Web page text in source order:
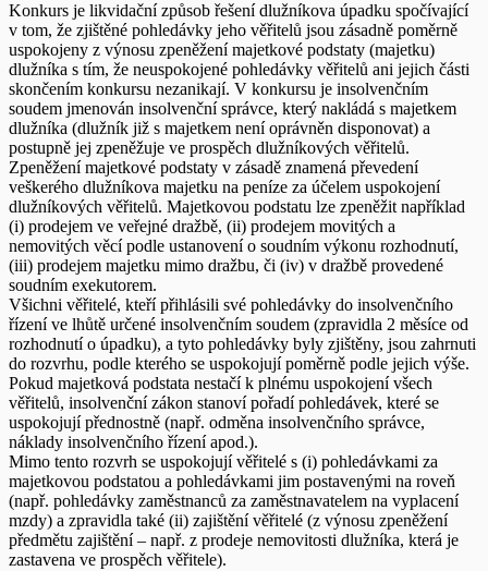
Konkurs je likvidační způsob řešení dlužníkova úpadku spočívající
v tom, že zjištěné pohledávky jeho věřitelů jsou zásadně poměrně
uspokojeny z výnosu zpeněžení majetkové podstaty (majetku)
dlužníka s tím, že neuspokojené pohledávky věřitelů ani jejich části
skončením konkursu nezanikají. V konkursu je insolvenčním
soudem jmenován insolvenční správce, který nakládá s majetkem
dlužníka (dlužník již s majetkem není oprávněn disponovat) a
postupně jej zpeněžuje ve prospěch dlužníkových věřitelů.
Zpeněžení majetkové podstaty v zásadě znamená převedení
veškerého dlužníkova majetku na peníze za účelem uspokojení
dlužníkových věřitelů. Majetkovou podstatu lze zpeněžit například
(i) prodejem ve veřejné dražbě, (ii) prodejem movitých a
nemovitých věcí podle ustanovení o soudním výkonu rozhodnutí,
(iii) prodejem majetku mimo dražbu, či (iv) v dražbě provedené
soudním exekutorem.
Všichni věřitelé, kteří přihlásili své pohledávky do insolvenčního
řízení ve lhůtě určené insolvenčním soudem (zpravidla 2 měsíce od
rozhodnutí o úpadku), a tyto pohledávky byly zjištěny, jsou zahrnuti
do rozvrhu, podle kterého se uspokojují poměrně podle jejich výše.
Pokud majetková podstata nestačí k plnému uspokojení všech
věřitelů, insolvenční zákon stanoví pořadí pohledávek, které se
uspokojují přednostně (např. odměna insolvenčního správce,
náklady insolvenčního řízení apod.).
Mimo tento rozvrh se uspokojují věřitelé s (i) pohledávkami za
majetkovou podstatou a pohledávkami jim postavenými na roveň
(např. pohledávky zaměstnanců za zaměstnavatelem na vyplacení
mzdy) a zpravidla také (ii) zajištění věřitelé (z výnosu zpeněžení
předmětu zajištění – např. z prodeje nemovitosti dlužníka, která je
zastavena ve prospěch věřitele).